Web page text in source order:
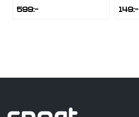
599:- 149:-